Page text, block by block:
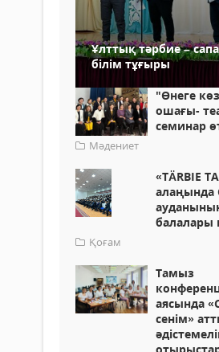
Ұлттық тәрбие –
білім тұғыры
"Өнеге
ошағы-
семинар
Мәдениет
«ТÄRBIE
алаңында
балалары
Қоғам
Тамыз
аясында
сенім»